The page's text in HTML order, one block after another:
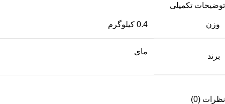
توضیحات تکمیلی
وزن 0.4 کیلوگرم
برند
مای
نظرات (0)